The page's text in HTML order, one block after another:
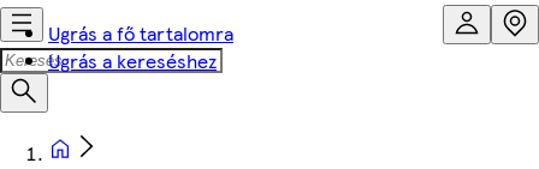
Ugrás a fő tartalomra
Ugrás a kereséshez